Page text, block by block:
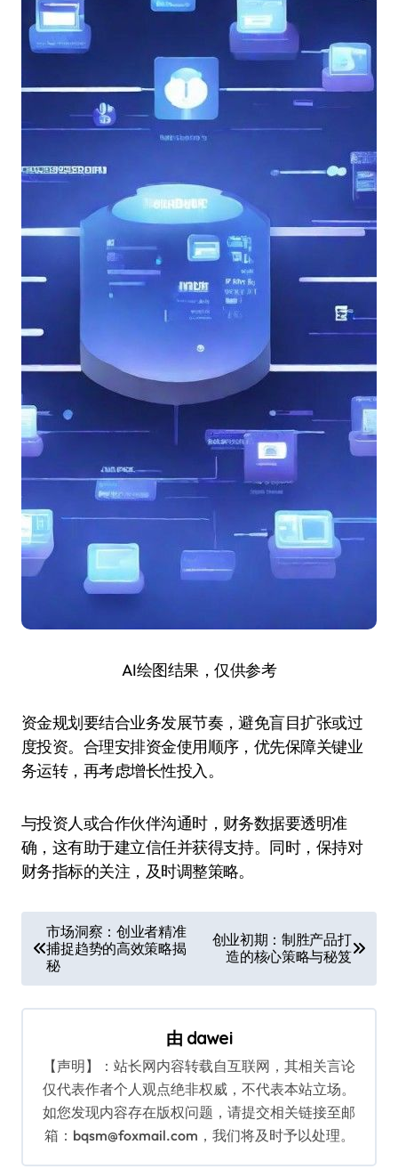
AI绘图结果，仅供参考
资金规划要结合业务发展节奏，避免盲目扩张或过
度投资。合理安排资金使用顺序，优先保障关键业
务运转，再考虑增长性投入。
与投资人或合作伙伴沟通时，财务数据要透明准
确，这有助于建立信任并获得支持。同时，保持对
财务指标的关注，及时调整策略。
章
导
航
市场洞察：创业者精准
捕捉趋势的高效策略揭
秘
创业初期：制胜产品打
造的核心策略与秘笈
由 dawei
【声明】：站长网内容转载自互联网，其相关言论
仅代表作者个人观点绝非权威，不代表本站立场。
如您发现内容存在版权问题，请提交相关链接至邮
箱：bqsm@foxmail.com，我们将及时予以处理。